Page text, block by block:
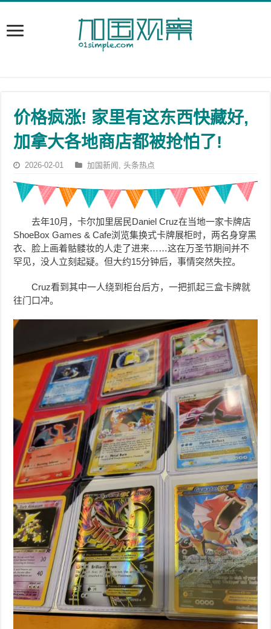
价格疯涨! 家里有这东西快藏好,
加拿大各地商店都被抢怕了!
2026-02-01 加国新闻 ,头条热点
去年10月，卡尔加里居民Daniel Cruz在当地一家卡牌店
ShoeBox Games & Cafe浏览集换式卡牌展柜时，两名身穿黑
衣、脸上画着骷髅妆的人走了进来……这在万圣节期间并不
罕见，没人立刻起疑。但大约15分钟后，事情突然失控。
Cruz看到其中一人绕到柜台后方，一把抓起三盒卡牌就
往门口冲。